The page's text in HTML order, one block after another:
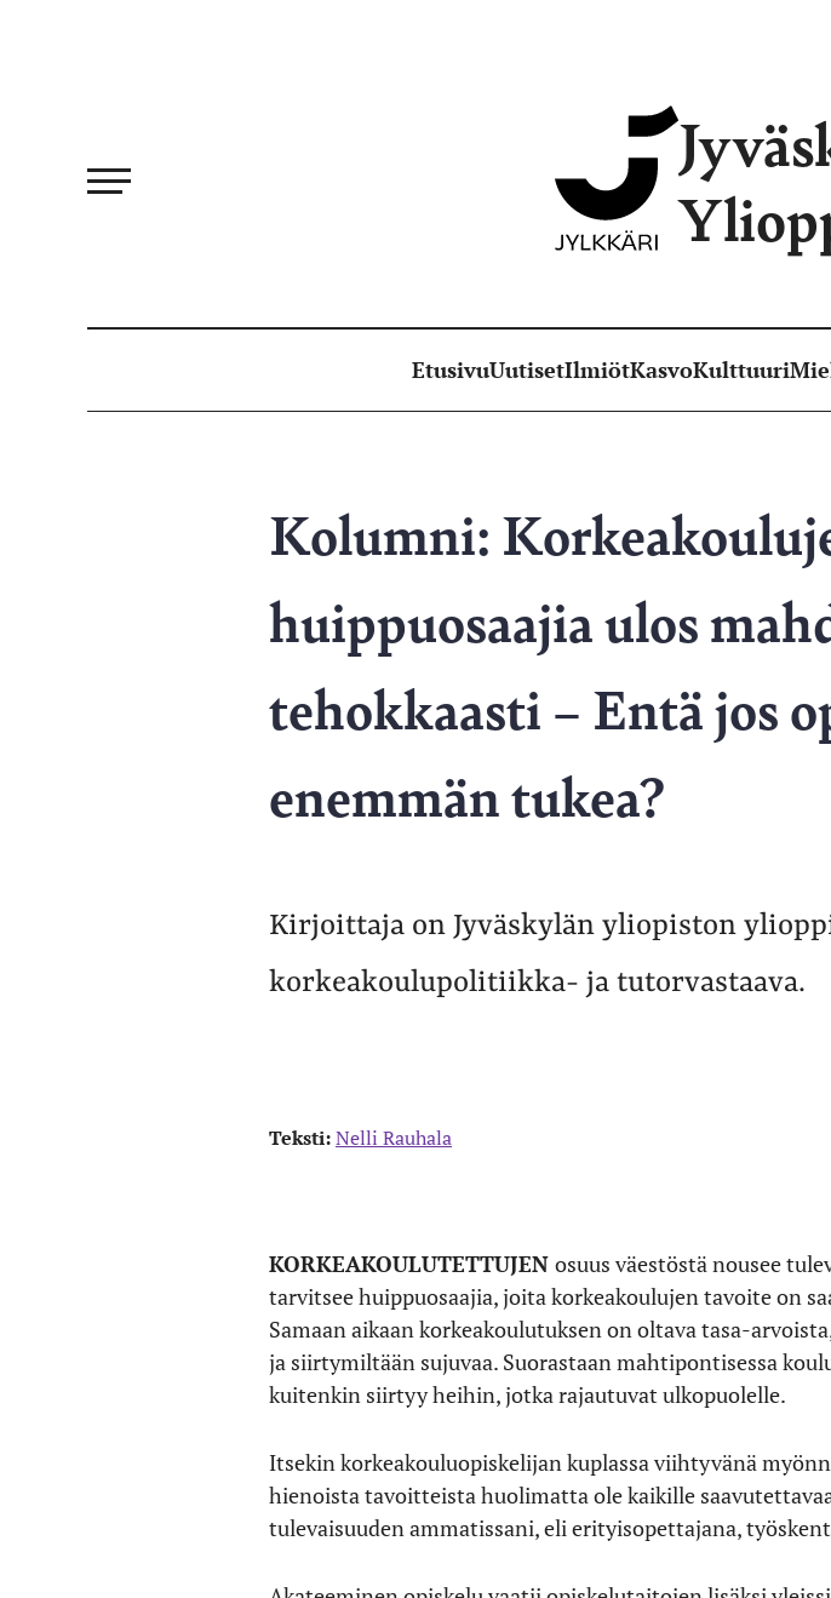
EtusivuUutisetIlmiötKasvoKulttuuri
Kolumni:
huippuosaajia ulos
tehokkaasti – Entä jos
enemmän tukea?
Kirjoittaja on Jyväskylän yliopiston
korkeakoulupolitiikka- ja tutorvastaava.
Teksti:Nelli Rauhala
KORKEAKOULUTETTUJEN osuus väestöstä nousee
tarvitsee huippuosaajia, joita korkeakoulujen tavoite on
Samaan aikaan korkeakoulutuksen on oltava tasa-
ja siirtymiltään sujuvaa. Suorastaan mahtipontisessa
kuitenkin siirtyy heihin, jotka rajautuvat ulkopuolelle.
Itsekin korkeakouluopiskelijan kuplassa viihtyvänä
hienoista tavoitteista huolimatta ole kaikille
tulevaisuuden ammatissani, eli erityisopettajana,